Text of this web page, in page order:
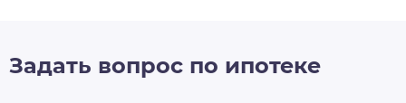
Задать вопрос по ипотеке